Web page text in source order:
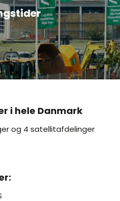
i hele Danmark
og 4 satellitafdelinger